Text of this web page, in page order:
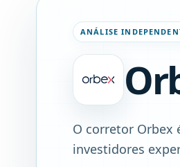
ANÁLISE
O corretor Orbex
investidores